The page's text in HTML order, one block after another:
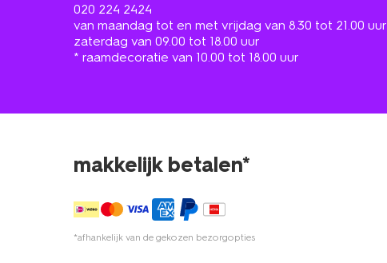
020 224 2424
van maandag tot en met vrijdag van 8.30 tot 21.00 uur
zaterdag van 09.00 tot 18.00 uur
* raamdecoratie van 10.00 tot 18.00 uur
makkelijk betalen*
*afhankelijk van de gekozen bezorgopties